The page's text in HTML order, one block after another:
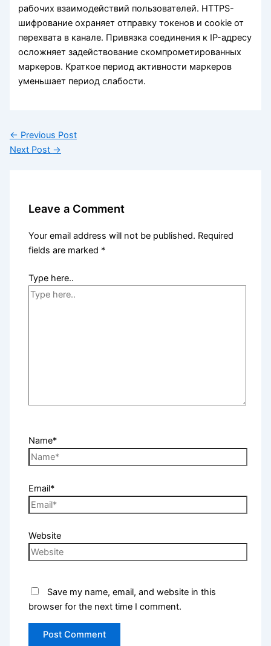
рабочих взаимодействий пользователей. HTTPS-
шифрование охраняет отправку токенов и cookie от
перехвата в канале. Привязка соединения к IP-адресу
осложняет задействование скомпрометированных
маркеров. Краткое период активности маркеров
уменьшает период слабости.
← Previous Post
Next Post →
Leave a Comment
Your email address will not be published. Required
fields are marked *
Type here..
Name*
Email*
Website
Save my name, email, and website in this
browser for the next time I comment.